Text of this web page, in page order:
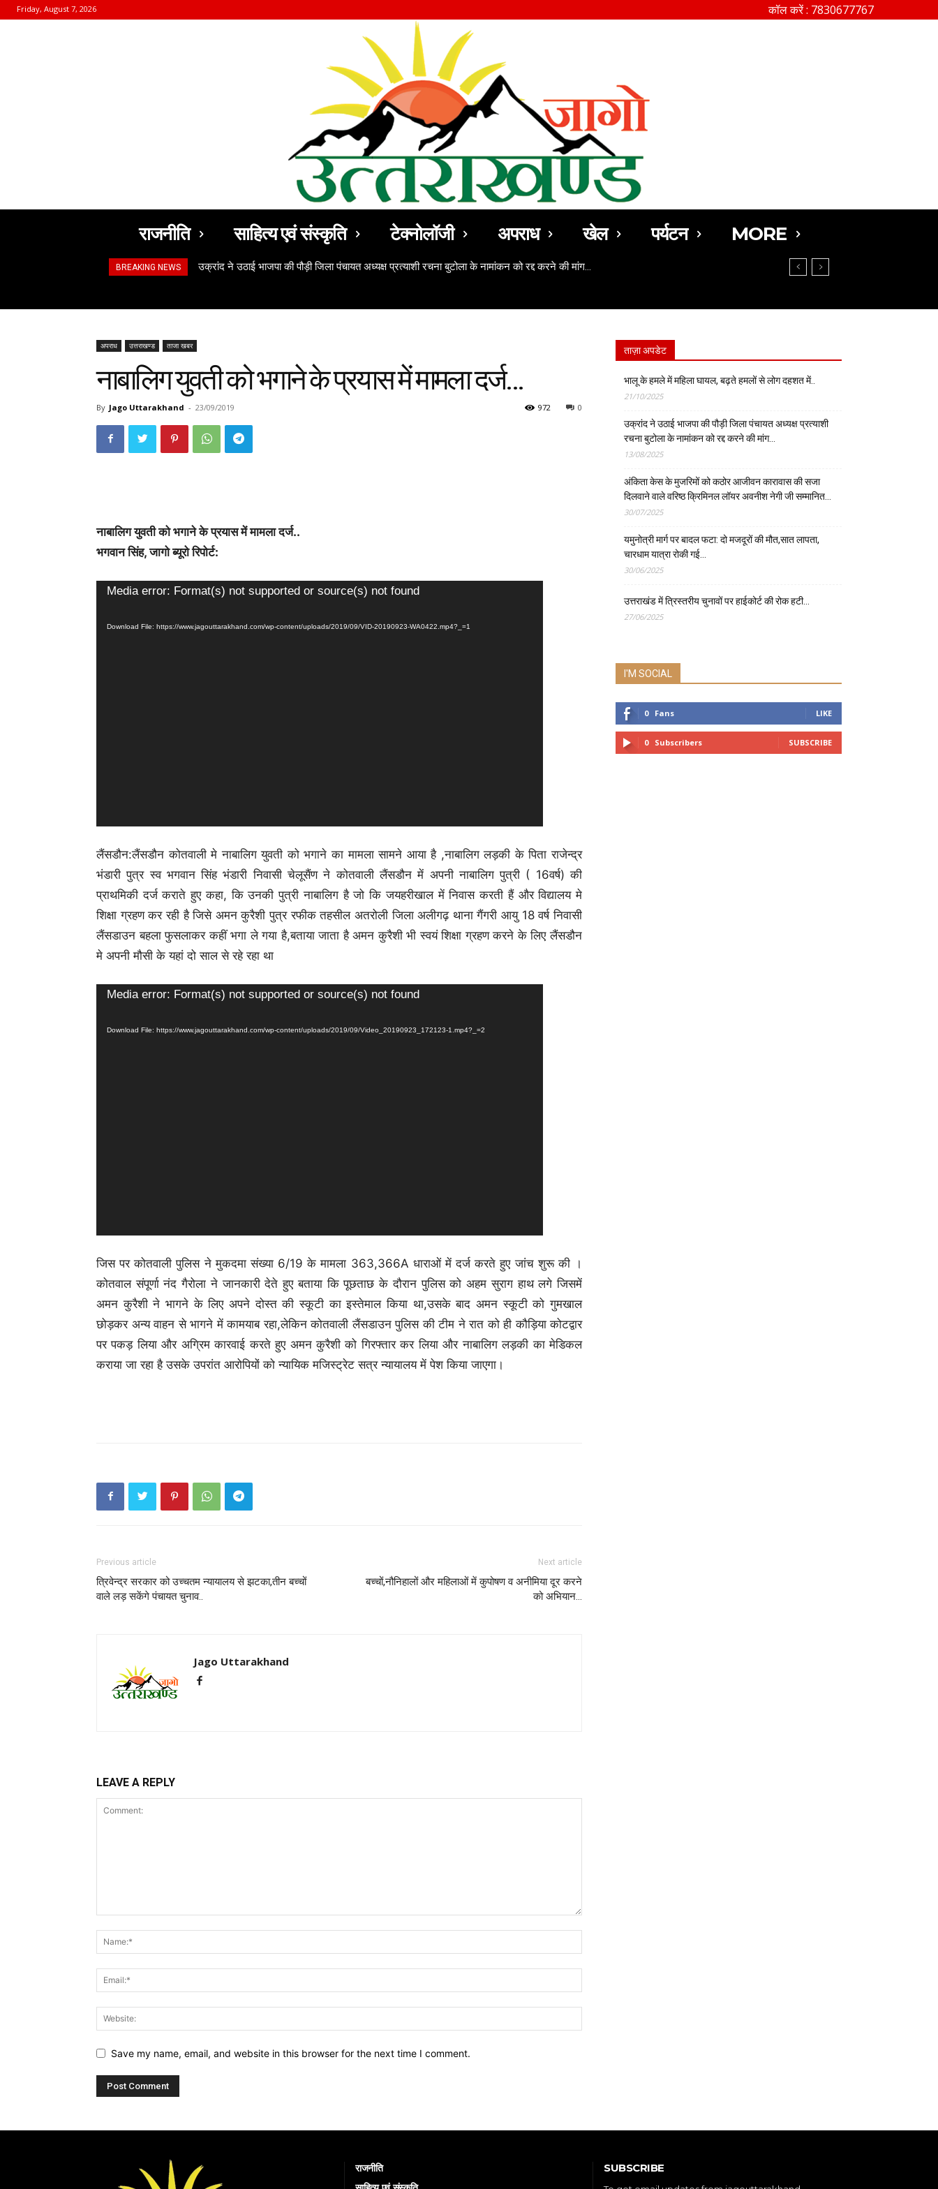
Friday, August 7, 2026 कॉल करें : 7830677767
राजनीति साहित्य एवं संस्कृति टेक्नोलॉजी अपराध खेल पर्यटन MORE
BREAKING NEWS उक्रांद ने उठाई भाजपा की पौड़ी जिला पंचायत अध्यक्ष प्रत्याशी रचना बुटोला के नामांकन को रद्द करने की मांग…
अपराध उत्तराखण्ड ताजा खबर
नाबालिग युवती को भगाने के प्रयास में मामला दर्ज…
By Jago Uttarakhand - 23/09/2019 0
972
नाबालिग युवती को भगाने के प्रयास में मामला दर्ज..
भगवान सिंह, जागो ब्यूरो रिपोर्ट:
Video
Media error: Format(s) not supported or source(s) not found
Download File: https://www.jagouttarakhand.com/wp-content/uploads/2019/09/VID-20190923-WA0422.mp4?_=1
लैंसडौन:लैंसडौन कोतवाली मे नाबालिग युवती को भगाने का मामला सामने आया है ,नाबालिग लड़की के पिता राजेन्द्र
भंडारी पुत्र स्व भगवान सिंह भंडारी निवासी चेलूसैंण ने कोतवाली लैंसडौन में अपनी नाबालिग पुत्री ( 16वर्ष) की
प्राथमिकी दर्ज कराते हुए कहा, कि उनकी पुत्री नाबालिग है जो कि जयहरीखाल में निवास करती हैं और विद्यालय मे
शिक्षा ग्रहण कर रही है जिसे अमन कुरैशी पुत्र रफीक तहसील अतरोली जिला अलीगढ़ थाना गैंगरी आयु 18 वर्ष निवासी
लैंसडाउन बहला फुसलाकर कहीं भगा ले गया है,बताया जाता है अमन कुरैशी भी स्वयं शिक्षा ग्रहण करने के लिए लैंसडौन
मे अपनी मौसी के यहां दो साल से रहे रहा था
Video
Media error: Format(s) not supported or source(s) not found
Download File: https://www.jagouttarakhand.com/wp-content/uploads/2019/09/Video_20190923_172123-1.mp4?_=2
जिस पर कोतवाली पुलिस ने मुकदमा संख्या 6/19 के मामला 363,366A धाराओं में दर्ज करते हुए जांच शुरू की ।
कोतवाल संपूर्णा नंद गैरोला ने जानकारी देते हुए बताया कि पूछताछ के दौरान पुलिस को अहम सुराग हाथ लगे जिसमें
अमन कुरैशी ने भागने के लिए अपने दोस्त की स्कूटी का इस्तेमाल किया था,उसके बाद अमन स्कूटी को गुमखाल
छोड़कर अन्य वाहन से भागने में कामयाब रहा,लेकिन कोतवाली लैंसडाउन पुलिस की टीम ने रात को ही कौड़िया कोटद्वार
पर पकड़ लिया और अग्रिम कारवाई करते हुए अमन कुरैशी को गिरफ्तार कर लिया और नाबालिग लड़की का मेडिकल
कराया जा रहा है उसके उपरांत आरोपियों को न्यायिक मजिस्ट्रेट सत्र न्यायालय में पेश किया जाएगा।
Previous article
त्रिवेन्द्र सरकार को उच्चतम न्यायालय से झटका,तीन बच्चों
वाले लड़ सकेंगे पंचायत चुनाव..
Next article
बच्चों,नौनिहालों और महिलाओं में कुपोषण व अनीमिया दूर करने
को अभियान…
Jago Uttarakhand
LEAVE A REPLY
Save my name, email, and website in this browser for the next time I comment.
ताज़ा अपडेट
भालू के हमले में महिला घायल, बढ़ते हमलों से लोग दहशत में..
21/10/2025
उक्रांद ने उठाई भाजपा की पौड़ी जिला पंचायत अध्यक्ष प्रत्याशी
रचना बुटोला के नामांकन को रद्द करने की मांग…
13/08/2025
अंकिता केस के मुजरिमों को कठोर आजीवन कारावास की सजा
दिलवाने वाले वरिष्ठ क्रिमिनल लॉयर अवनीश नेगी जी सम्मानित…
30/07/2025
यमुनोत्री मार्ग पर बादल फटा: दो मजदूरों की मौत,सात लापता,
चारधाम यात्रा रोकी गई…
30/06/2025
उत्तराखंड में त्रिस्तरीय चुनावों पर हाईकोर्ट की रोक हटी…
27/06/2025
I'M SOCIAL
0 Fans LIKE
0 Subscribers SUBSCRIBE
राजनीति
SUBSCRIBE